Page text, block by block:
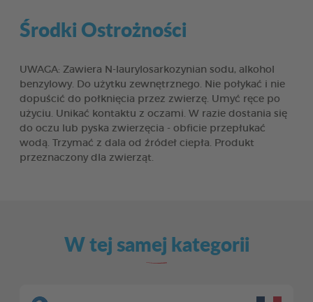
Środki Ostrożności
UWAGA: Zawiera N-laurylosarkozynian sodu, alkohol
benzylowy. Do użytku zewnętrznego. Nie połykać i nie
dopuścić do połknięcia przez zwierzę. Umyć ręce po
użyciu. Unikać kontaktu z oczami. W razie dostania się
do oczu lub pyska zwierzęcia - obficie przepłukać
wodą. Trzymać z dala od źródeł ciepła. Produkt
przeznaczony dla zwierząt.
W tej samej kategorii